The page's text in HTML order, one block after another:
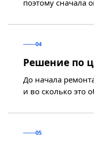
поэтому сначала
04
Решение по
До начала
и во сколько это
05